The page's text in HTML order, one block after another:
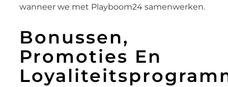
wanneer we met Playboom24 samenwerken.
Bonussen,
Promoties En